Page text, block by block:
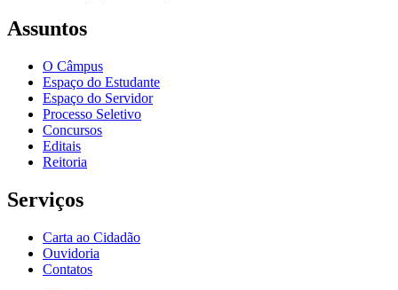
Assuntos
O Câmpus
Espaço do Estudante
Espaço do Servidor
Processo Seletivo
Concursos
Editais
Reitoria
Serviços
Carta ao Cidadão
Ouvidoria
Contatos